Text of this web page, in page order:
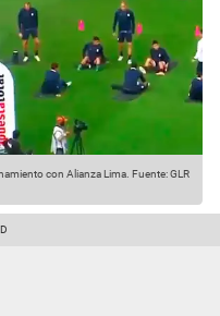
con Alianza Lima. Fuente: GLR